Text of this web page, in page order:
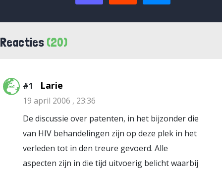
Reacties (20)
#1 Larie
19 april 2006 , 23:36
De discussie over patenten, in het bijzonder die
van HIV behandelingen zijn op deze plek in het
verleden tot in den treure gevoerd. Alle
aspecten zijn in die tijd uitvoerig belicht waarbij